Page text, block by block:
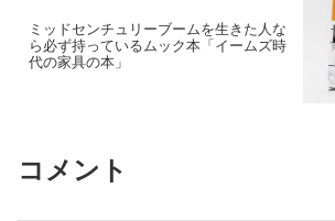
ミッドセンチュリーブームを生きた人な
ら必ず持っているムック本「イームズ時
代の家具の本」
コメント